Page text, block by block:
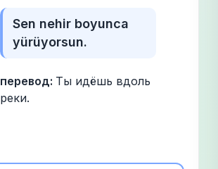
Sen nehir boyunca
yürüyorsun.
перевод: Ты идёшь вдоль
реки.